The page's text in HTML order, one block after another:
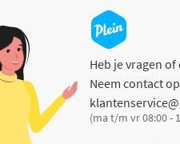
Heb je vragen
Neem contact
(ma t/m vr 08:00 -